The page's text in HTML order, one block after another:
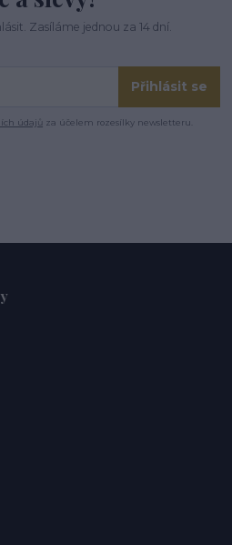
Zasíláme jednou za 14 dní.
Přihlásit se
údajů za účelem rozesílky newsletteru.